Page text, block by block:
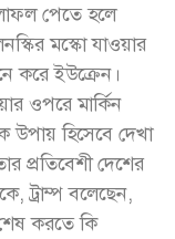
পেতে হলে
মস্কো যাওয়ার
করে ইউক্রেন।
ওপরে মার্কিন
উপায় হিসেবে দেখা
প্রতিবেশী দেশের
ট্রাম্প বলেছেন,
করতে কি